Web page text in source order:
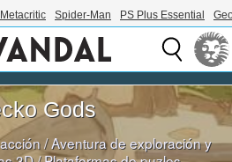
Metacritic Spider-Man PS Plus Essential
Gods
/Aventura de exploración y